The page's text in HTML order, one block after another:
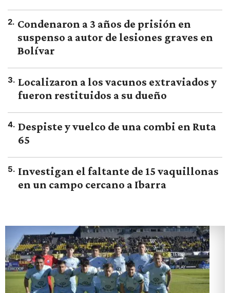
2. Condenaron a 3 años de prisión en
suspenso a autor de lesiones graves en
Bolívar
3. Localizaron a los vacunos extraviados y
fueron restituidos a su dueño
4. Despiste y vuelco de una combi en Ruta
65
5. Investigan el faltante de 15 vaquillonas
en un campo cercano a Ibarra